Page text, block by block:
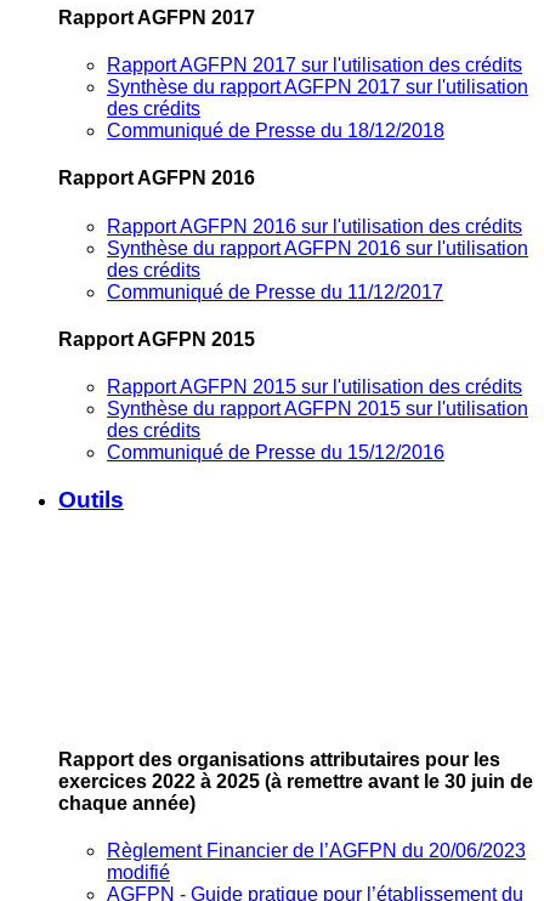
Rapport AGFPN 2017
Rapport AGFPN 2017 sur l'utilisation des crédits
Synthèse du rapport AGFPN 2017 sur l'utilisation
des crédits
Communiqué de Presse du 18/12/2018
Rapport AGFPN 2016
Rapport AGFPN 2016 sur l'utilisation des crédits
Synthèse du rapport AGFPN 2016 sur l'utilisation
des crédits
Communiqué de Presse du 11/12/2017
Rapport AGFPN 2015
Rapport AGFPN 2015 sur l'utilisation des crédits
Synthèse du rapport AGFPN 2015 sur l'utilisation
des crédits
Communiqué de Presse du 15/12/2016
Outils
Rapport des organisations attributaires pour les
exercices 2022 à 2025 (à remettre avant le 30 juin de
chaque année)
Règlement Financier de l’AGFPN du 20/06/2023
modifié
AGFPN ‐ Guide pratique pour l’établissement du